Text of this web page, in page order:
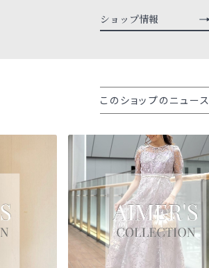
ショップ情報
このショップのニュース